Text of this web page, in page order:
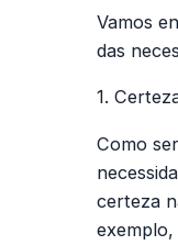
Vamos
das
1.
Como
certeza